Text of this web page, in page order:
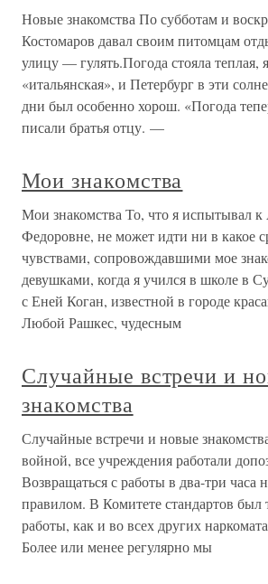
Новые знакомства По субботам и
Костомаров давал своим питомцам
улицу — гулять.Погода стояла теплая,
«итальянская», и Петербург в эти
дни был особенно хорош. «Погода
писали братья отцу. —
Мои знакомства
Мои знакомства То, что я испытывал к
Федоровне, не может идти ни в какое
чувствами, сопровождавшими мое
девушками, когда я учился в школе в
с Еней Коган, известной в городе
Любой Рашкес, чудесным
Случайные встречи и
знакомства
Случайные встречи и новые
войной, все учреждения работали
Возвращаться с работы в два-три часа
правилом. В Комитете стандартов
работы, как и во всех других
Более или менее регулярно мы